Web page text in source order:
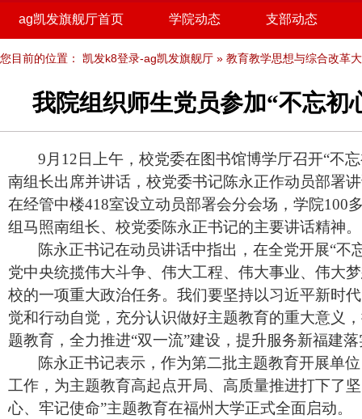
ag凯发旗舰厅首页 学院动态 支部动态
您目前的位置： 凯发k8登录-ag凯发旗舰厅 » 教育教学思想与综合改革
我院组织师生党员参加“不忘初
9月12日上午，校党委在图书馆博学厅召开“不
南组长出席并讲话，校党委书记陈永正作动员部署
在经管中楼418室设立动员部署会分会场，学院100
组马照南组长、校党委陈永正书记的主要讲话精神。
陈永正书记在动员讲话中指出，在全党开展“
党中央统揽伟大斗争、伟大工程、伟大事业、伟大
校的一项重大政治任务。我们要坚持以习近平新时
觉和行动自觉，充分认识做好主题教育的重大意义
题教育，全力推进“双一流”建设，提升服务新福建
陈永正书记表示，作为第二批主题教育开展单
工作，为主题教育高起点开局、高质量推进打下了
心、牢记使命”主题教育在福州大学正式全面启动。